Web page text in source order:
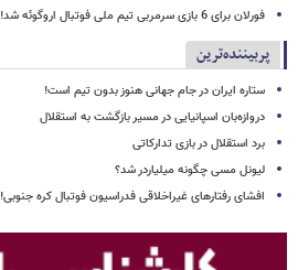
فورلان برای 6 بازی سرمربی تیم ملی فوتبال اروگوئه شد!
پربیننده‌ترین
ستاره ایران در جام جهانی هنوز بدون تیم است!
دروازه‌بان اسپانیایی در مسیر بازگشت به استقلال
برد استقلال در بازی تدارکاتی
لیونل مسی چگونه میلیاردر شد؟
افشای رفتارهای غیراخلاقی فدراسیون فوتبال کره جنوبی!